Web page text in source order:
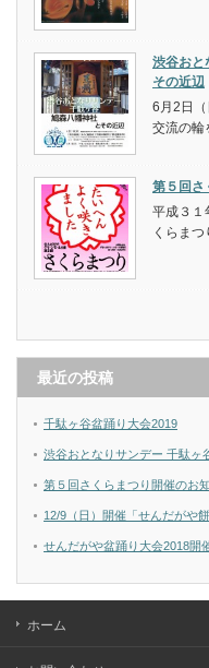
渋谷お
その近辺
6月2日
交流の
第５回さ
平成３１
くらま
最近の投稿
千駄ヶ谷盆踊り大会2019
渋谷おとなりサンデー 千駄
第５回さくらまつり開催のお
12/9（日）開催「せんだがや
せんだがや盆踊り大会2018開
ホーム